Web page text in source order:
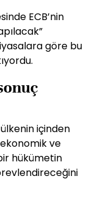
ECB’nin
göre bu
içinden
ekonomik ve
hükümetin